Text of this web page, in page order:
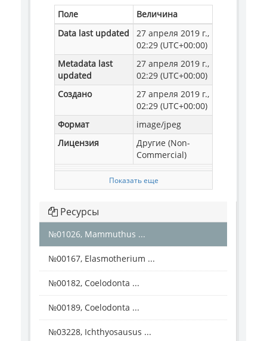
Поле
Величина
Data last updated
27 апреля 2019 г.,
02:29 (UTC+00:00)
Metadata last
updated
27 апреля 2019 г.,
02:29 (UTC+00:00)
Создано
27 апреля 2019 г.,
02:29 (UTC+00:00)
Формат
image/jpeg
Лицензия
Другие (Non-
Commercial)
Показать еще
Ресурсы
№01026, Mammuthus ...
№00167, Elasmotherium ...
№00182, Coelodonta ...
№00189, Coelodonta ...
№03228, Ichthyosausus ...